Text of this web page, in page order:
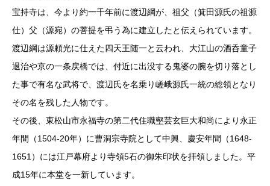
宝持寺は、今より約一千年前に渡辺綱が、祖父（箕田源氏の祖源
仕）父（源宛）の菩提を弔う為に建立したと伝えられています。
渡辺綱は源頼光に仕えた四天王随一と云われ、大江山の酒呑童子
退治や京の一条戻橋では、付近に出没する鬼婆の腕を切り落とし
た事で有名な武将で、渡辺氏を名乗り嵯峨源氏一統の総領となり
その名を残した人物です。
その後、東松山市永福寺の第二代住職壑芸玄巨大和尚により永正
年間（1504-20年）に曹洞宗寺院として中興、慶安年間（1648-
1651）には江戸幕府より寺領5石の御朱印状を拝領しました。平
成15年に本堂を一新しています。